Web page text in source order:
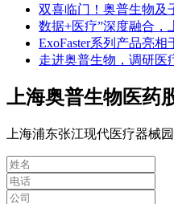
双喜临门！奥普生物及
数据+医疗”深度融合，
ExoFaster系列产品亮
走进奥普生物，调研医
上海奥普生物医药
上海浦东张江现代医疗器械